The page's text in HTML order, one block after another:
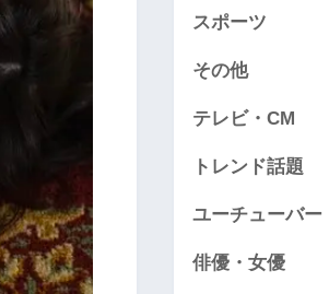
スポーツ
その他
テレビ・CM
トレンド話題
ユーチューバー
俳優・女優